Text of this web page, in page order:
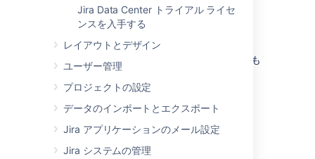
Jira Data Center トライアル ライセ
ンスを入手する
レイアウトとデザイン
ユーザー管理
プロジェクトの設定
データのインポートとエクスポート
Jira アプリケーションのメール設定
Jira システムの管理
Kubernetes を使用する理由
Kubernetes は、次のような多くのメリットをも
たらす強力なプラットフォームです
アジリティの向上
簡素化された管理
デプロイの自動化
コンテナーの自動運用